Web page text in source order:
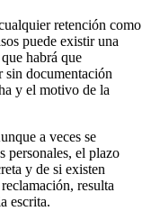
retención como
puede existir una
habrá que
sin documentación
y el motivo de la
a veces se
personales, el plazo
y de si existen
resulta
escrita.